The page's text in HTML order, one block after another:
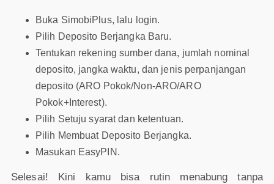
Buka SimobiPlus, lalu login.
Pilih Deposito Berjangka Baru.
Tentukan rekening sumber dana, jumlah nominal
deposito, jangka waktu, dan jenis perpanjangan
deposito (ARO Pokok/Non-ARO/ARO
Pokok+Interest).
Pilih Setuju syarat dan ketentuan.
Pilih Membuat Deposito Berjangka.
Masukan EasyPIN.
Selesai! Kini kamu bisa rutin menabung tanpa